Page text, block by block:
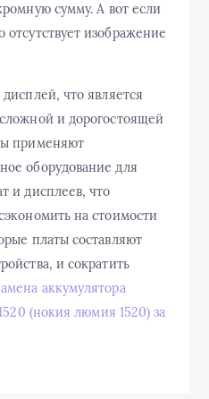
сумму. А вот если
изображение
что является
и дорогостоящей
применяют
оборудование для
и дисплеев, что
на стоимости
платы составляют
и сократить
аккумулятора
(нокия люмия 1520) за